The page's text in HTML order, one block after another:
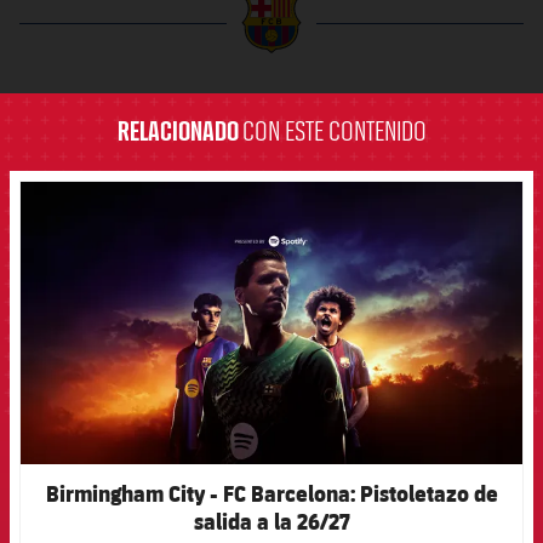
RELACIONADOCON ESTE CONTENIDO
Birmingham City - FC Barcelona: Pistoletazo de
salida a la 26/27